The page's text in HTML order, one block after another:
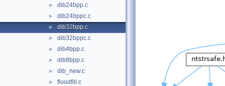
► dib24bpp.c
► dib24bppc.c
► dib32bpp.c
► dib32bppc.c
► dib4bpp.c
► dib8bpp.c
► dib_new.c
► floodfill.c